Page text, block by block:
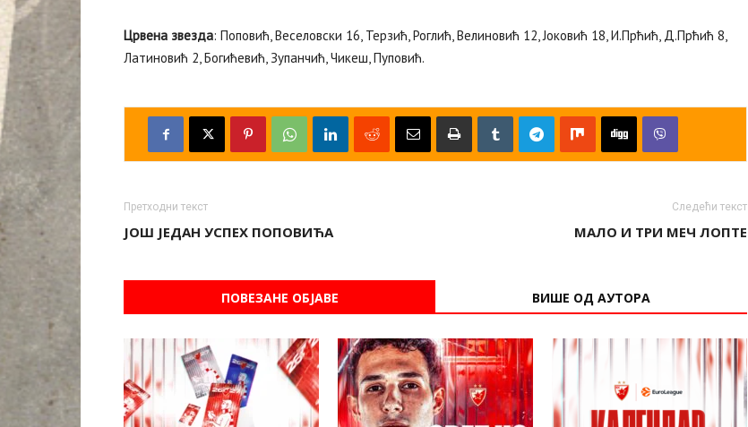
Црвена звезда: Поповић, Веселовски 16, Терзић, Роглић, Велиновић 12, Јоковић 18, И.Прћић, Д.Прћић 8,
Латиновић 2, Богићевић, Зупанчић, Чикеш, Пуповић.
Претходни текст
ЈОШ ЈЕДАН УСПЕХ ПОПОВИЋА
Следећи текст
МАЛО И ТРИ МЕЧ ЛОПТЕ
ПОВЕЗАНЕ ОБЈАВЕ ВИШЕ ОД АУТОРА